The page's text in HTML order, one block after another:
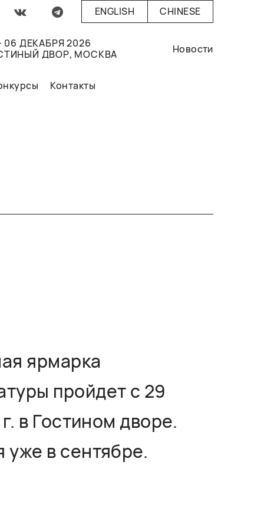
ENGLISH CHINESE
06 ДЕКАБРЯ 2026
ДВОР, МОСКВА
Новости
Контакты
ярмарка
пройдет с 29
в Гостином дворе.
уже в сентябре.